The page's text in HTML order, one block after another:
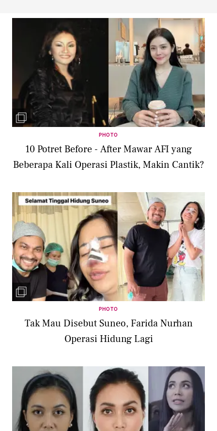
PHOTO
10 Potret Before - After Mawar AFI yang
Beberapa Kali Operasi Plastik, Makin Cantik?
PHOTO
Tak Mau Disebut Suneo, Farida Nurhan
Operasi Hidung Lagi